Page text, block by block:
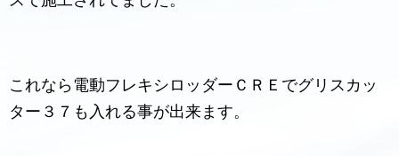
これなら電動フレキシロッダーＣＲＥでグリスカッ
ター３７も入れる事が出来ます。